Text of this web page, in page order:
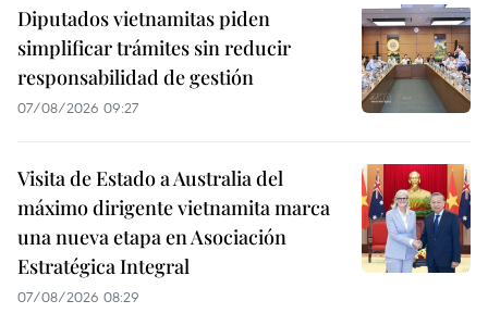
Diputados vietnamitas piden
simplificar trámites sin reducir
responsabilidad de gestión
07/08/2026 09:27
Visita de Estado a Australia del
máximo dirigente vietnamita marca
una nueva etapa en Asociación
Estratégica Integral
07/08/2026 08:29